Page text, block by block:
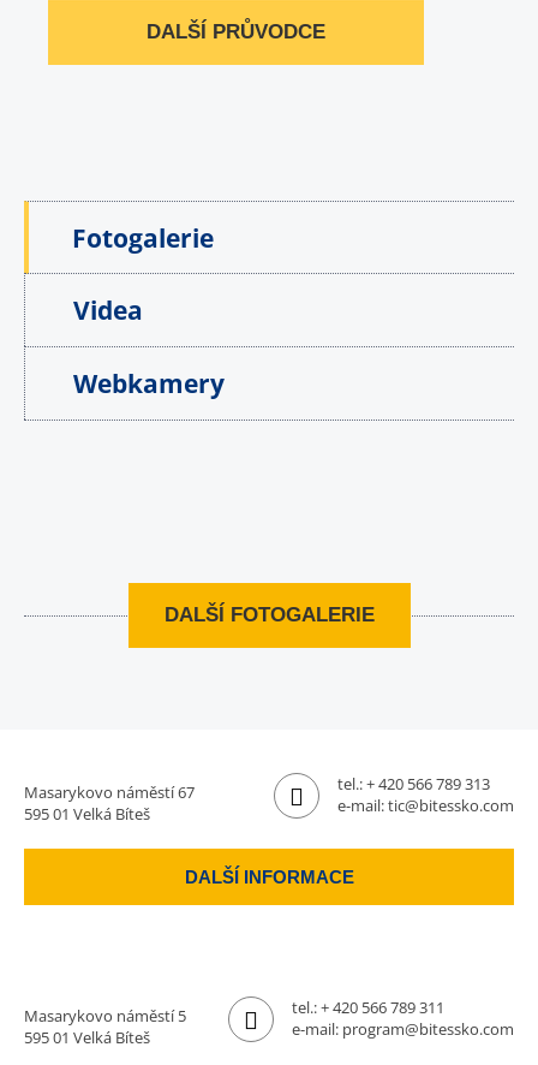
DALŠÍ PRŮVODCE
Fotogalerie
Videa
Webkamery
DALŠÍ FOTOGALERIE
Masarykovo náměstí 67
595 01 Velká Bíteš
tel.:+ 420 566 789 313
e-mail:tic@bitessko.com
DALŠÍ INFORMACE
Masarykovo náměstí 5
595 01 Velká Bíteš
tel.:+ 420 566 789 311
e-mail: program@bitessko.com